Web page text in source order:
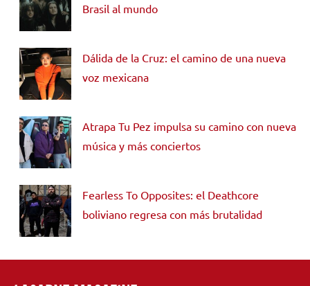
Brasil al mundo
Dálida de la Cruz: el camino de una nueva
voz mexicana
Atrapa Tu Pez impulsa su camino con nueva
música y más conciertos
Fearless To Opposites: el Deathcore
boliviano regresa con más brutalidad